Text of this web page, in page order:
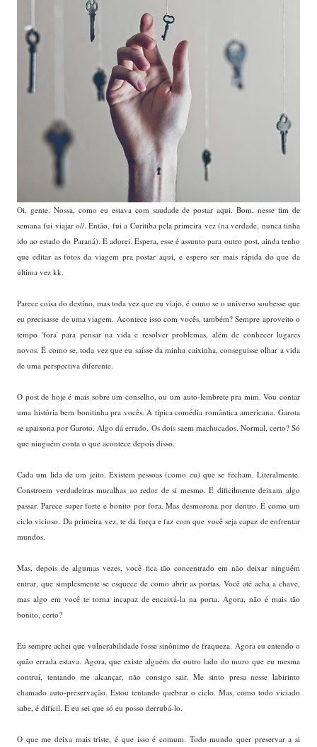
Oi, gente. Nossa, como eu estava com saudade de postar aqui. Bom, nesse fim de
semana fui viajar o//. Então, fui a Curitiba pela primeira vez (na verdade, nunca tinha
ido ao estado do Paraná). E adorei. Espera, esse é assunto para outro post, ainda tenho
que editar as fotos da viagem pra postar aqui, e espero ser mais rápida do que da
última vez kk.
Parece coisa do destino, mas toda vez que eu viajo, é como se o universo soubesse que
eu precisasse de uma viagem. Acontece isso com vocês, também? Sempre aproveito o
tempo 'fora' para pensar na vida e resolver problemas, além de conhecer lugares
novos. É como se, toda vez que eu saísse da minha caixinha, conseguisse olhar a vida
de uma perspectiva diferente.
O post de hoje é mais sobre um conselho, ou um auto-lembrete pra mim. Vou contar
uma história bem bonitinha pra vocês. A típica comédia romântica americana. Garota
se apaixona por Garoto. Algo dá errado. Os dois saem machucados. Normal, certo? Só
que ninguém conta o que acontece depois disso.
Cada um lida de um jeito. Existem pessoas (como eu) que se fecham. Literalmente.
Constroem verdadeiras muralhas ao redor de si mesmo. E dificilmente deixam algo
passar. Parece super forte e bonito por fora. Mas desmorona por dentro. É como um
ciclo vicioso. Da primeira vez, te dá força e faz com que você seja capaz de enfrentar
mundos.
Mas, depois de algumas vezes, você fica tão concentrado em não deixar ninguém
entrar, que simplesmente se esquece de como abrir as portas. Você até acha a chave,
mas algo em você te torna incapaz de encaixá-la na porta. Agora, não é mais tão
bonito, certo?
Eu sempre achei que vulnerabilidade fosse sinônimo de fraqueza. Agora eu entendo o
quão errada estava. Agora, que existe alguém do outro lado do muro que eu mesma
contruí, tentando me alcançar, não consigo sair. Me sinto presa nesse labirinto
chamado auto-preservação. Estou tentando quebrar o ciclo. Mas, como todo viciado
sabe, é difícil. E eu sei que só eu posso derrubá-lo.
O que me deixa mais triste, é que isso é comum. Todo mundo quer preservar a si